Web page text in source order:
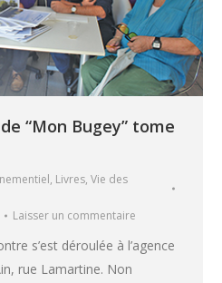
“Mon Bugey” tome
, Livres, Vie des
Laisser un commentaire
s’est déroulée à l’agence
rue Lamartine. Non